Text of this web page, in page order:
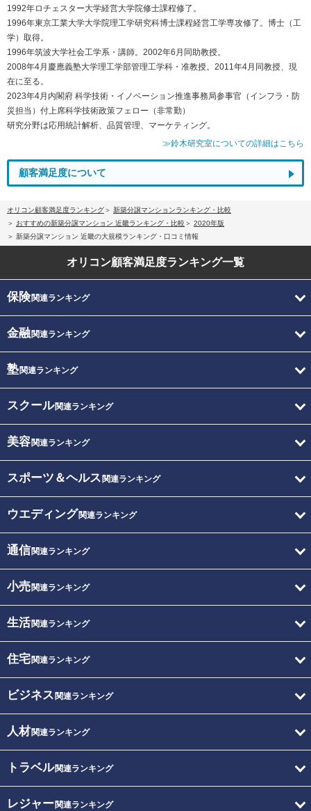
1992年ロチェスター大学経営大学院修士課程修了。
1996年東京工業大学大学院理工学研究科博士課程経営工学専攻修了。博士（工
学）取得。
1996年筑波大学社会工学系・講師。2002年6月同助教授。
2008年4月慶應義塾大学理工学部管理工学科・准教授。2011年4月同教授、現
在に至る。
2023年4月内閣府 科学技術・イノベーション推進事務局参事官（インフラ・防
災担当）付上席科学技術政策フェロー（非常勤）
研究分野は応用統計解析、品質管理、マーケティング。
≫鈴木研究室についての詳細はこちら
顧客満足度について
オリコン顧客満足度ランキング
新築分譲マンションランキング・比較
おすすめの新築分譲マンション 近畿ランキング・比較
2020年版
新築分譲マンション 近畿の大規模ランキング・口コミ情報
オリコン顧客満足度ランキング一覧
保険関連ランキング
金融関連ランキング
塾関連ランキング
スクール関連ランキング
美容関連ランキング
スポーツ＆ヘルス 関連ランキング
ウエディング関連ランキング
通信関連ランキング
小売関連ランキング
生活関連ランキング
住宅関連ランキング
ビジネス 関連ランキング
人材関連ランキング
トラベル関連ランキング
レジャー関連ランキング